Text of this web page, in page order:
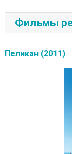
Фильмы
Пеликан (2011)